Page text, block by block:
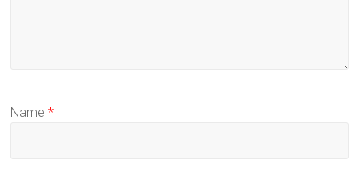
Name*